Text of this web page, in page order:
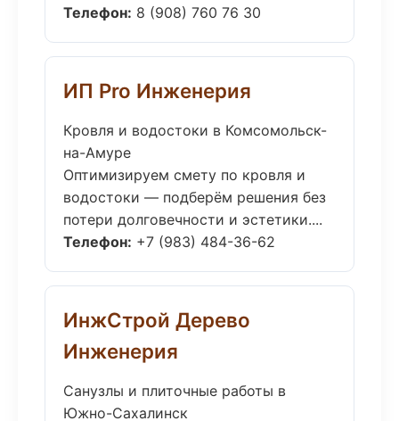
Телефон: 8 (908) 760 76 30
ИП Pro Инженерия
Кровля и водостоки в Комсомольск-
на-Амуре
Оптимизируем смету по кровля и
водостоки — подберём решения без
потери долговечности и эстетики....
Телефон: +7 (983) 484-36-62
ИнжСтрой Дерево
Инженерия
Санузлы и плиточные работы в
Южно-Сахалинск